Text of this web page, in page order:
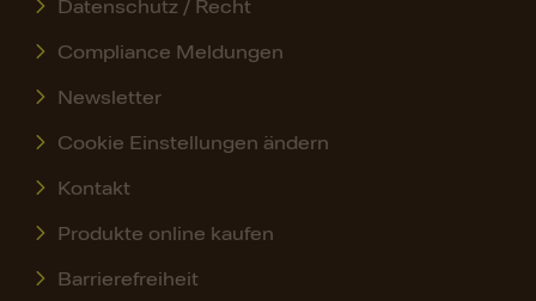
Datenschutz / Recht
Compliance Meldungen
Newsletter
Cookie Einstellungen ändern
Kontakt
Produkte online kaufen
Barrierefreiheit